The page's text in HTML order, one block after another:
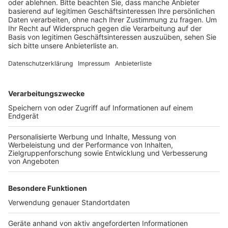
Anzeige
Laut der Feuerwehr war zwischen dem Dach und
einem Modul der Photovoltaikanlage Feuer
entstanden.
Anzeige